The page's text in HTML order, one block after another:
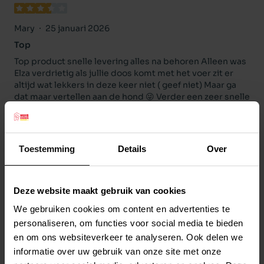
Toestemming Details Over
Deze website maakt gebruik van cookies
We gebruiken cookies om content en advertenties te
personaliseren, om functies voor social media te bieden
en om ons websiteverkeer te analyseren. Ook delen we
informatie over uw gebruik van onze site met onze
Mary
25 januari 2026
Top
Top product snelle levering alles na behoren Alleen was
Elza verdrietig als jullie doos komt met het voer zit er
altijd wat lekkers in deze keer niet ( geef niet) Maar ga
dat maar vertellen aan de hond 😜 Verder een zeer snelle
vacht glanst weer.
fijne webshop, ruime keus ,leuke aanbiedingen.
Rene
17 december 2025